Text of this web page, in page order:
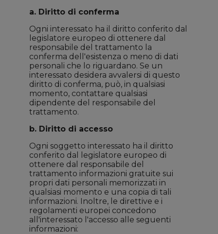
a. Diritto di conferma
Ogni interessato ha il diritto conferito dal
legislatore europeo di ottenere dal
responsabile del trattamento la
conferma dell'esistenza o meno di dati
personali che lo riguardano. Se un
interessato desidera avvalersi di questo
diritto di conferma, può, in qualsiasi
momento, contattare qualsiasi
dipendente del responsabile del
trattamento.
b. Diritto di accesso
Ogni soggetto interessato ha il diritto
conferito dal legislatore europeo di
ottenere dal responsabile del
trattamento informazioni gratuite sui
propri dati personali memorizzati in
qualsiasi momento e una copia di tali
informazioni. Inoltre, le direttive e i
regolamenti europei concedono
all'interessato l'accesso alle seguenti
informazioni: